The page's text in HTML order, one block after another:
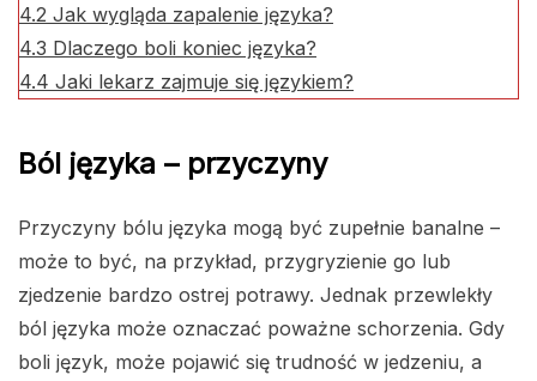
4.2 Jak wygląda zapalenie języka?
4.3 Dlaczego boli koniec języka?
4.4 Jaki lekarz zajmuje się językiem?
Ból języka – przyczyny
Przyczyny bólu języka mogą być zupełnie banalne –
może to być, na przykład, przygryzienie go lub
zjedzenie bardzo ostrej potrawy. Jednak przewlekły
ból języka może oznaczać poważne schorzenia. Gdy
boli język, może pojawić się trudność w jedzeniu, a